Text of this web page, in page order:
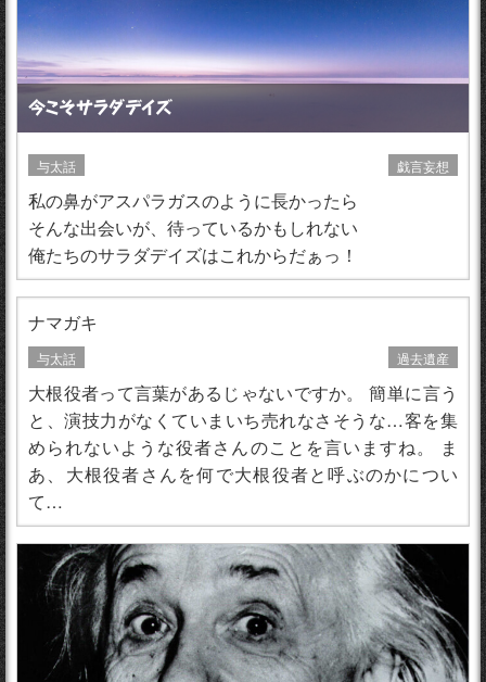
今こそサラダデイズ
与太話 戯言妄想
私の鼻がアスパラガスのように長かったら
そんな出会いが、待っているかもしれない
俺たちのサラダデイズはこれからだぁっ！
ナマガキ
与太話 過去遺産
大根役者って言葉があるじゃないですか。 簡単に言う
と、演技力がなくていまいち売れなさそうな…客を集
められないような役者さんのことを言いますね。 ま
あ、大根役者さんを何で大根役者と呼ぶのかについ
て…